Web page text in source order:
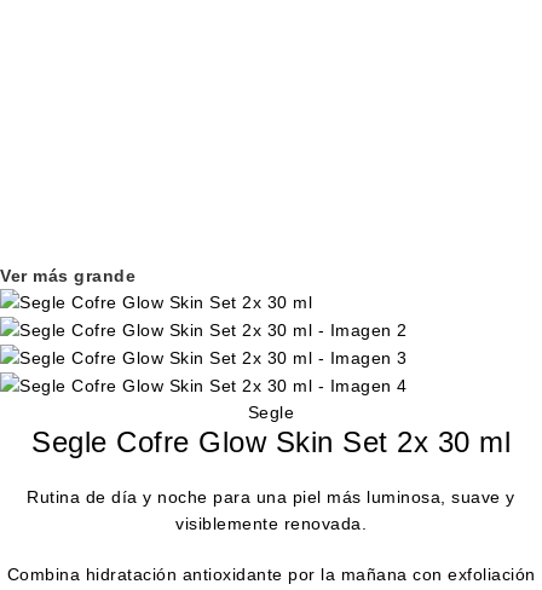
Ver más grande
Segle
Segle Cofre Glow Skin Set 2x 30 ml
Rutina de día y noche para una piel más luminosa, suave y
visiblemente renovada.
Combina hidratación antioxidante por la mañana con exfoliación